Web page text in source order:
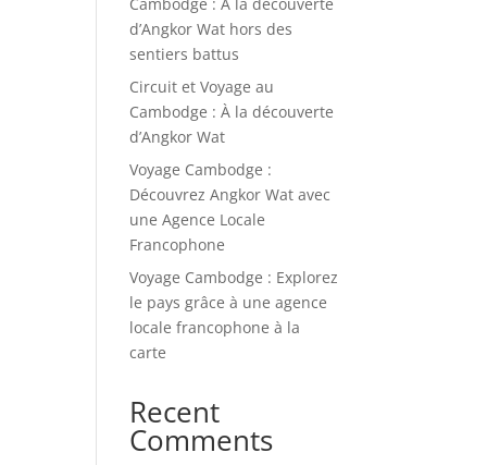
d’Angkor Wat hors des
sentiers battus
Circuit et Voyage au
Cambodge : À la découverte
d’Angkor Wat
Voyage Cambodge :
Découvrez Angkor Wat avec
une Agence Locale
Francophone
Voyage Cambodge : Explorez
le pays grâce à une agence
locale francophone à la
carte
Recent
Comments